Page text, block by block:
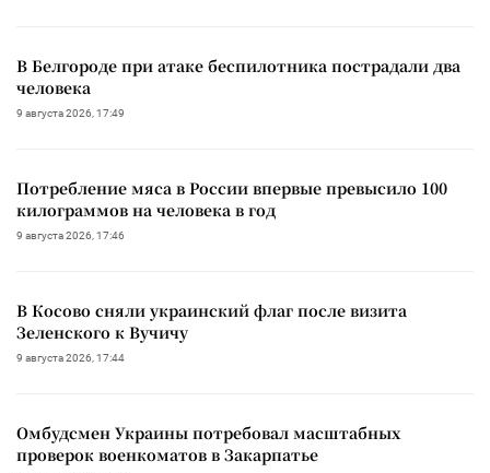
В Белгороде при атаке беспилотника пострадали два
человека
9 августа 2026, 17:49
Потребление мяса в России впервые превысило 100
килограммов на человека в год
9 августа 2026, 17:46
В Косово сняли украинский флаг после визита
Зеленского к Вучичу
9 августа 2026, 17:44
Омбудсмен Украины потребовал масштабных
проверок военкоматов в Закарпатье